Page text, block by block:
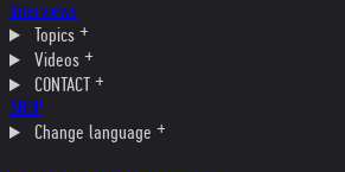
Interviews
Topics
Videos
CONTACT
SHOP
Change language